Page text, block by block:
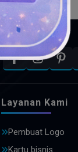
Layanan Kami
Pembuat Logo
Kartu bisnis